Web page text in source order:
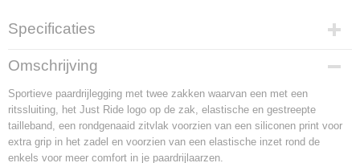
Specificaties
Productcode
1915-9070
Omschrijving
Sportieve paardrijlegging met twee zakken waarvan een met een
ritssluiting, het Just Ride logo op de zak, elastische en gestreepte
tailleband, een rondgenaaid zitvlak voorzien van een siliconen print voor
extra grip in het zadel en voorzien van een elastische inzet rond de
enkels voor meer comfort in je paardrijlaarzen.